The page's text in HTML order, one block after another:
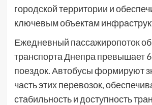
городской территории и
ключевым объектам
Ежедневный пассажиропоток
транспорта Днепра превышает
поездок. Автобусы формируют
часть этих перевозок,
стабильность и доступность